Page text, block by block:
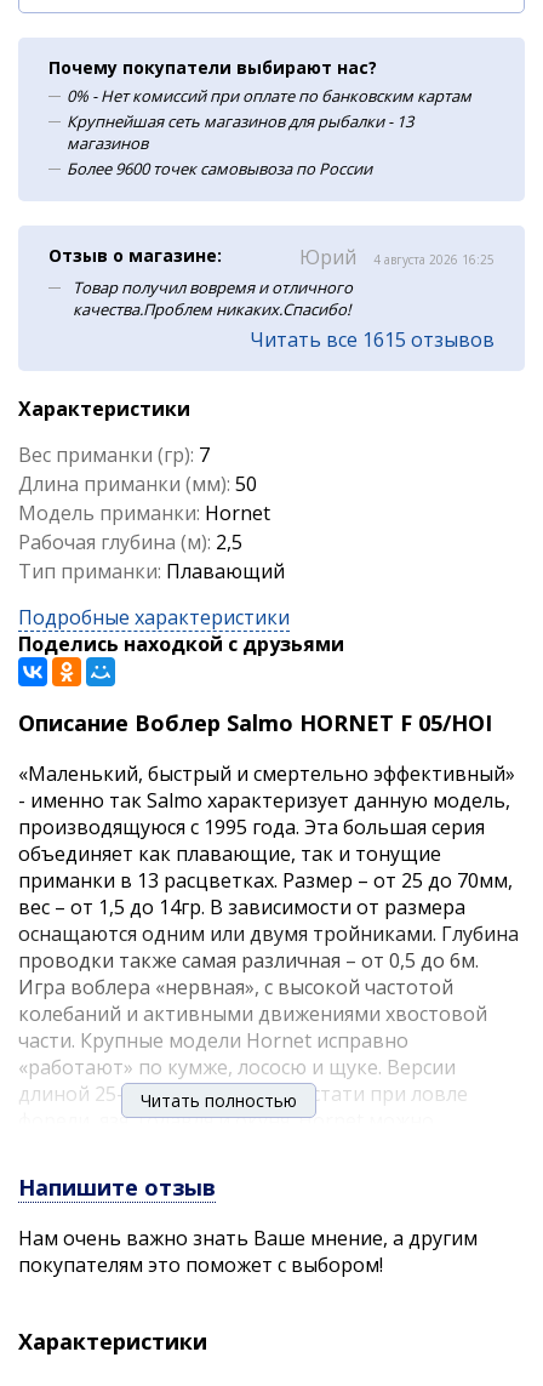
Почему покупатели выбирают нас?
0% - Нет комиссий при оплате по банковским картам
Крупнейшая сеть магазинов для рыбалки - 13
магазинов
Более 9600 точек самовывоза по России
Отзыв о магазине: Юрий 4 августа 2026 16:25
Товар получил вовремя и отличного
качества.Проблем никаких.Спасибо!
Читать все 1615 отзывов
Характеристики
Вес приманки (гр): 7
Длина приманки (мм): 50
Модель приманки: Hornet
Рабочая глубина (м): 2,5
Тип приманки: Плавающий
Подробные характеристики
Поделись находкой с друзьями
Описание Воблер Salmo HORNET F 05/HOI
«Маленький, быстрый и смертельно эффективный»
- именно так Salmo характеризует данную модель,
производящуюся с 1995 года. Эта большая серия
объединяет как плавающие, так и тонущие
приманки в 13 расцветках. Размер – от 25 до 70мм,
вес – от 1,5 до 14гр. В зависимости от размера
оснащаются одним или двумя тройниками. Глубина
проводки также самая различная – от 0,5 до 6м.
Игра воблера «нервная», с высокой частотой
колебаний и активными движениями хвостовой
части. Крупные модели Hornet исправно
«работают» по кумже, лососю и щуке. Версии
длиной 25-40мм будут очень кстати при ловле
форели, язя, голавля и окуня. Hornet можно
первом случае ведите приманку чуть быстрее, чем
скорость течения. Хороших результатов приносит
также ловля троллингом глубоко заныривающими
моделями. Практический совет – при
использовании самых маленьких и легких воблеров
«раппаловскую» петлю и результат вас не
разочарует!
Читать полностью
Напишите отзыв
Нам очень важно знать Ваше мнение, а другим
покупателям это поможет с выбором!
Характеристики